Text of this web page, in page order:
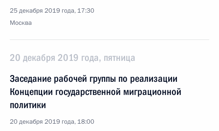
25 декабря 2019 года, 17:30
Москва
20 декабря 2019 года, пятница
Заседание рабочей группы по реализации
Концепции государственной миграционной
политики
20 декабря 2019 года, 18:00